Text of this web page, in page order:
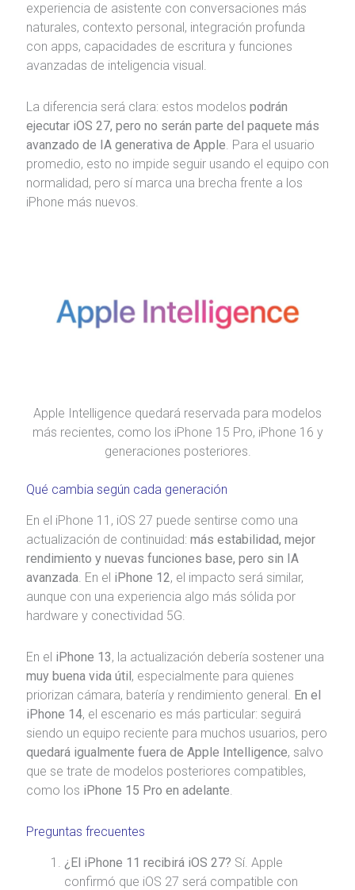
experiencia de asistente con conversaciones más
naturales, contexto personal, integración profunda
con apps, capacidades de escritura y funciones
avanzadas de inteligencia visual.
La diferencia será clara: estos modelos podrán
ejecutar iOS 27, pero no serán parte del paquete más
avanzado de IA generativa de Apple. Para el usuario
promedio, esto no impide seguir usando el equipo con
normalidad, pero sí marca una brecha frente a los
iPhone más nuevos.
Apple Intelligence quedará reservada para modelos
más recientes, como los iPhone 15 Pro, iPhone 16 y
generaciones posteriores.
Qué cambia según cada generación
En el iPhone 11, iOS 27 puede sentirse como una
actualización de continuidad: más estabilidad, mejor
rendimiento y nuevas funciones base, pero sin IA
avanzada . En el iPhone 12, el impacto será similar,
aunque con una experiencia algo más sólida por
hardware y conectividad 5G.
En el iPhone 13, la actualización debería sostener una
muy buena vida útil, especialmente para quienes
priorizan cámara, batería y rendimiento general. En el
iPhone 14, el escenario es más particular: seguirá
siendo un equipo reciente para muchos usuarios, pero
quedará igualmente fuera de Apple Intelligence, salvo
que se trate de modelos posteriores compatibles,
como los iPhone 15 Pro en adelante
Preguntas frecuentes
¿El iPhone 11 recibirá iOS 27? Sí. Apple
confirmó que iOS 27 será compatible con